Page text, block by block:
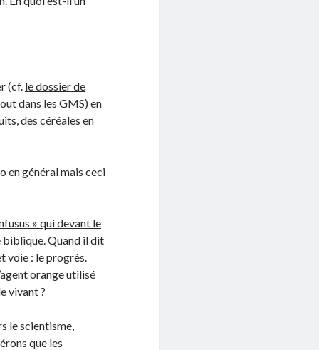
(cf. le dossier de
dans les GMS) en
des céréales en
en général mais ceci
» qui devant le
biblique. Quand il dit
voie : le progrès.
orange utilisé
vivant ?
le scientisme,
que les